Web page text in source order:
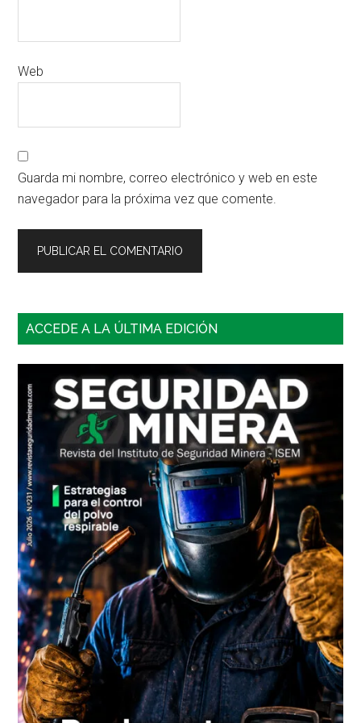
Web
Guarda mi nombre, correo electrónico y web en este
navegador para la próxima vez que comente.
Barra
principal
ACCEDE A LA ÚLTIMA EDICIÓN